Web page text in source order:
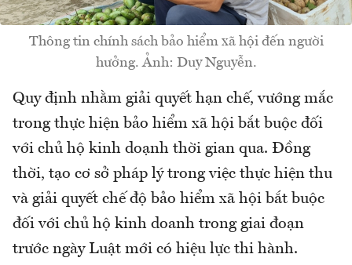
Thông tin chính sách bảo hiểm xã hội đến người
hưởng. Ảnh: Duy Nguyễn.
Quy định nhằm giải quyết hạn chế, vướng mắc
trong thực hiện bảo hiểm xã hội bắt buộc đối
với chủ hộ kinh doạnh thời gian qua. Đồng
thời, tạo cơ sở pháp lý trong việc thực hiện thu
và giải quyết chế độ bảo hiểm xã hội bắt buộc
đối với chủ hộ kinh doanh trong giai đoạn
trước ngày Luật mới có hiệu lực thi hành.